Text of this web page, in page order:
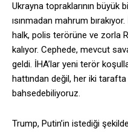
Ukrayna topraklarının büyük
ısınmadan mahrum
halk, polis terörüne ve zorla
kalıyor. Cephede, mevcut
geldi. İHA’lar yeni terör
hattından değil, her iki
bahsedebiliyoruz.
Trump, Putin’in istediği